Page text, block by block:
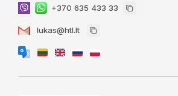
+370 635 433 33
lukas@htl.lt